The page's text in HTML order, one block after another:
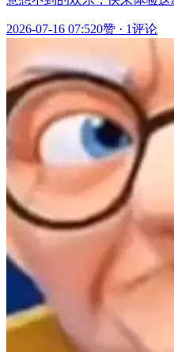
2026-07-16 07:520赞 · 1评论